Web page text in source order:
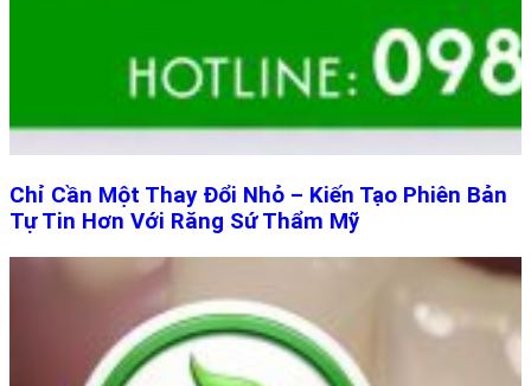
Chỉ Cần Một Thay Đổi Nhỏ – Kiến Tạo Phiên Bản
Tự Tin Hơn Với Răng Sứ Thẩm Mỹ